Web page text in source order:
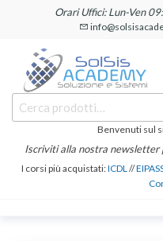
contenuto
Orari Uffici: Lun-Ven
SOLSIS
Academy
Corsi e
Certificazioni
Linguistiche
Benvenuti sul
Iscriviti alla nostra newsletter
I corsi più acquistati:ICDL//